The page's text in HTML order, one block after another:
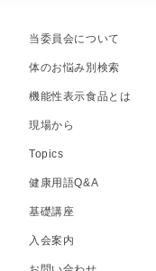
当委員会について
体のお悩み別検索
機能性表示食品とは
現場から
Topics
健康用語Q&A
基礎講座
入会案内